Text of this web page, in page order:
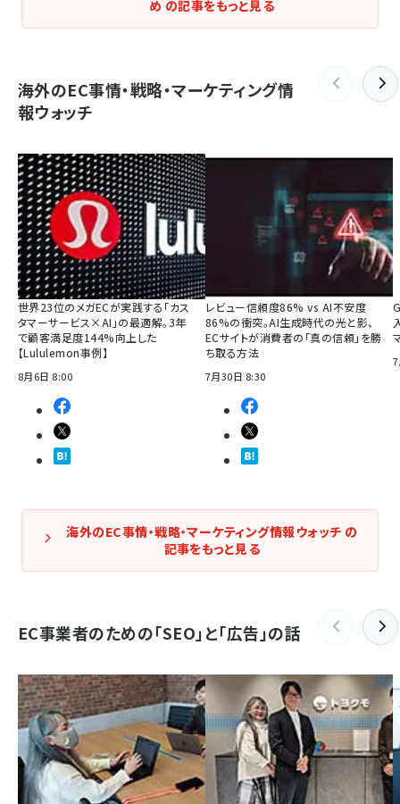
め の記事をもっと見る
海外のEC事情・戦略・マーケティング情
報ウォッチ
世界23位のメガECが実践する「カス
タマーサービス×AI」の最適解。3年
で顧客満足度144%向上した
【Lululemon事例】
8月6日 8:00
レビュー信頼度86% vs AI不安度
86%の衝突。AI生成時代の光と影、
ECサイトが消費者の「真の信頼」を勝
ち取る方法
7月30日 8:30
海外のEC事情・戦略・マーケティング情報ウォッチ の
記事をもっと見る
EC事業者のための「SEO」と「広告」の話